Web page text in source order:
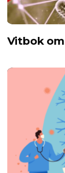
Vitbok om